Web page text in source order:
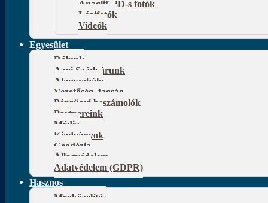
Anaglif, 3D-s fotók
Légifotók
Videók
Egyesület
Rólunk
A mi Szádvárunk
Alapszabály
Vezetőség, tagság
Pénzügyi beszámolók
Partnereink
Média
Kiadványok
Geodézia
Állagvédelem
Adatvédelem (GDPR)
Hasznos
Megközelítés